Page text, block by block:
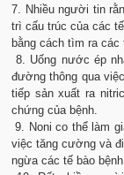
7. Nhiều người tin
trì cấu trúc của các
bằng cách tìm ra các
8. Uống nước ép
đường thông qua
tiếp sản xuất ra
chứng của bệnh.
9. Noni co thể làm
việc tăng cường và
ngừa các tế bào